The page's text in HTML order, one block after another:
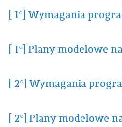
[ 1°] Wymagania
[ 1°] Plany modelowe
[ 2°] Wymagania
[ 2°] Plany modelowe